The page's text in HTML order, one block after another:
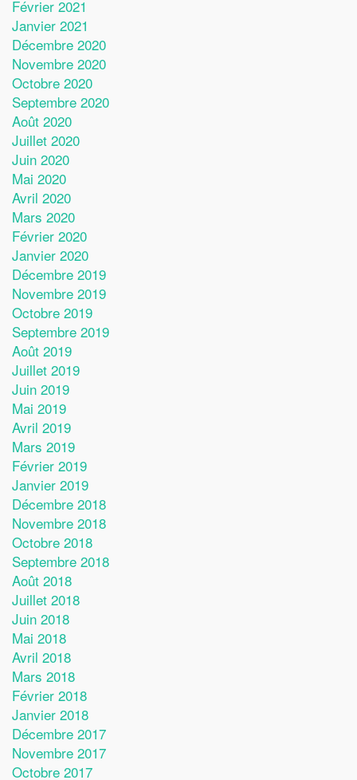
Février 2021
Janvier 2021
Décembre 2020
Novembre 2020
Octobre 2020
Septembre 2020
Août 2020
Juillet 2020
Juin 2020
Mai 2020
Avril 2020
Mars 2020
Février 2020
Janvier 2020
Décembre 2019
Novembre 2019
Octobre 2019
Septembre 2019
Août 2019
Juillet 2019
Juin 2019
Mai 2019
Avril 2019
Mars 2019
Février 2019
Janvier 2019
Décembre 2018
Novembre 2018
Octobre 2018
Septembre 2018
Août 2018
Juillet 2018
Juin 2018
Mai 2018
Avril 2018
Mars 2018
Février 2018
Janvier 2018
Décembre 2017
Novembre 2017
Octobre 2017